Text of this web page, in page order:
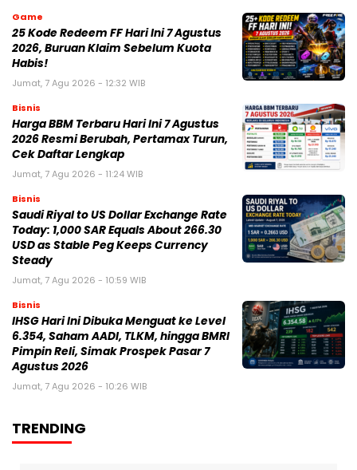
Game
25 Kode Redeem FF Hari Ini 7 Agustus
2026, Buruan Klaim Sebelum Kuota
Habis!
Jumat, 7 Agu 2026 - 12:32 WIB
Bisnis
Harga BBM Terbaru Hari Ini 7 Agustus
2026 Resmi Berubah, Pertamax Turun,
Cek Daftar Lengkap
Jumat, 7 Agu 2026 - 11:24 WIB
Bisnis
Saudi Riyal to US Dollar Exchange Rate
Today: 1,000 SAR Equals About 266.30
USD as Stable Peg Keeps Currency
Steady
Jumat, 7 Agu 2026 - 10:59 WIB
Bisnis
IHSG Hari Ini Dibuka Menguat ke Level
6.354, Saham AADI, TLKM, hingga BMRI
Pimpin Reli, Simak Prospek Pasar 7
Agustus 2026
Jumat, 7 Agu 2026 - 10:26 WIB
TRENDING